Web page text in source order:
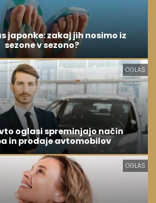
japonke: zakaj jih nosimo iz
sezone v sezono?
OGLAS
oglasi spreminjajo način
in prodaje avtomobilov
OGLAS